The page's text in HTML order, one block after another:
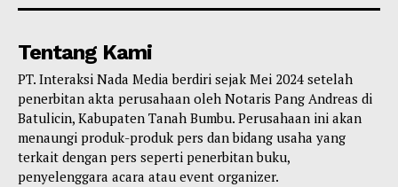
Tentang Kami
PT. Interaksi Nada Media berdiri sejak Mei 2024 setelah
penerbitan akta perusahaan oleh Notaris Pang Andreas di
Batulicin, Kabupaten Tanah Bumbu. Perusahaan ini akan
menaungi produk-produk pers dan bidang usaha yang
terkait dengan pers seperti penerbitan buku,
penyelenggara acara atau event organizer.